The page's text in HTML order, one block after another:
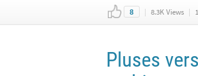
8 | 8.3K Views |
Pluses